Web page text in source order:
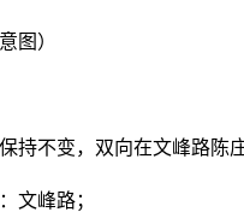
图）
持不变，双向在文峰路陈
文峰路；